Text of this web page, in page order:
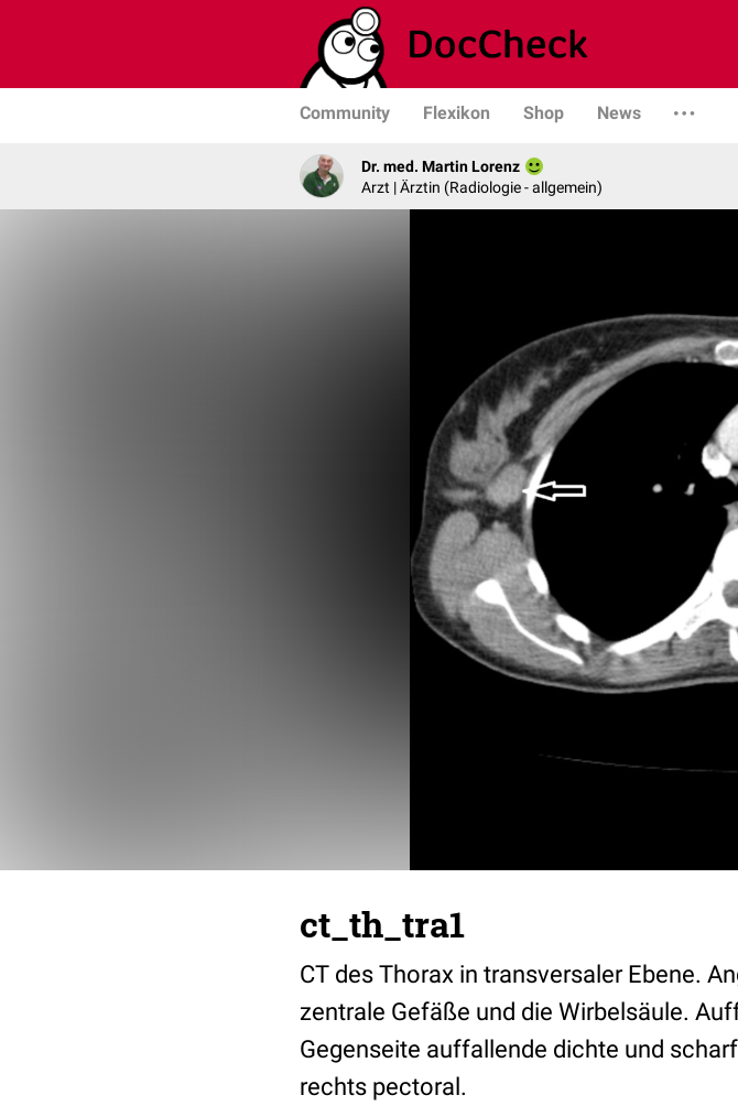
Community Flexikon Shop News
Dr. med. Martin Lorenz
Arzt | Ärztin (Radiologie - allgemein)
ct_th_tra1
CT des Thorax in transversaler Ebene.
zentrale Gefäße und die Wirbelsäule.
Gegenseite auffallende dichte und
rechts pectoral.